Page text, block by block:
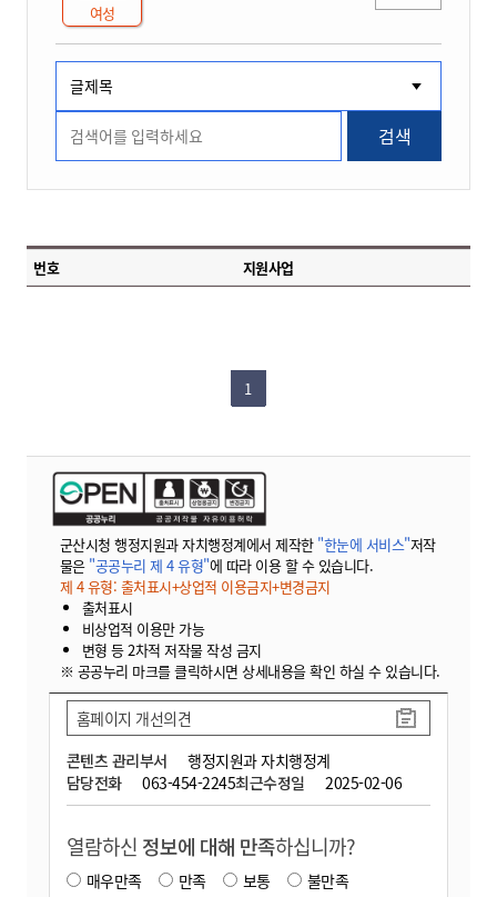
여성
검색
번호 지원사업
1
군산시청 행정지원과 자치행정계에서 제작한 "한눈에 서비스"저작
물은 "공공누리 제 4 유형"에 따라 이용 할 수 있습니다.
제 4 유형: 출처표시+상업적 이용금지+변경금지
출처표시
비상업적 이용만 가능
변형 등 2차적 저작물 작성 금지
※ 공공누리 마크를 클릭하시면 상세내용을 확인 하실 수 있습니다.
콘텐츠 관리부서
행정지원과 자치행정계
담당전화
063-454-2245최근수정일 2025-02-06
홈페이지 개선의견
열람하신 정보에 대해 만족하십니까?
매우만족 만족 보통
불만족